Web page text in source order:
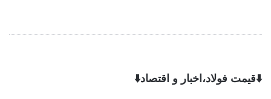
⬇️قیمت فولاد،اخبار و اقتصاد⬇️